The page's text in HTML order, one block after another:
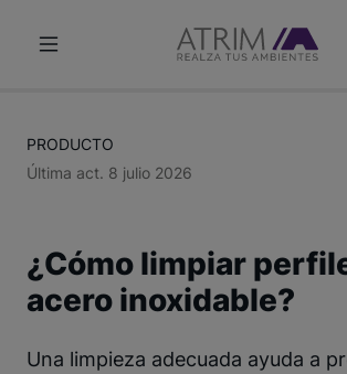
PRODUCTO
Última act. 8 julio 2026
¿Cómo limpiar
acero inoxidable?
Una limpieza adecuada ayuda a